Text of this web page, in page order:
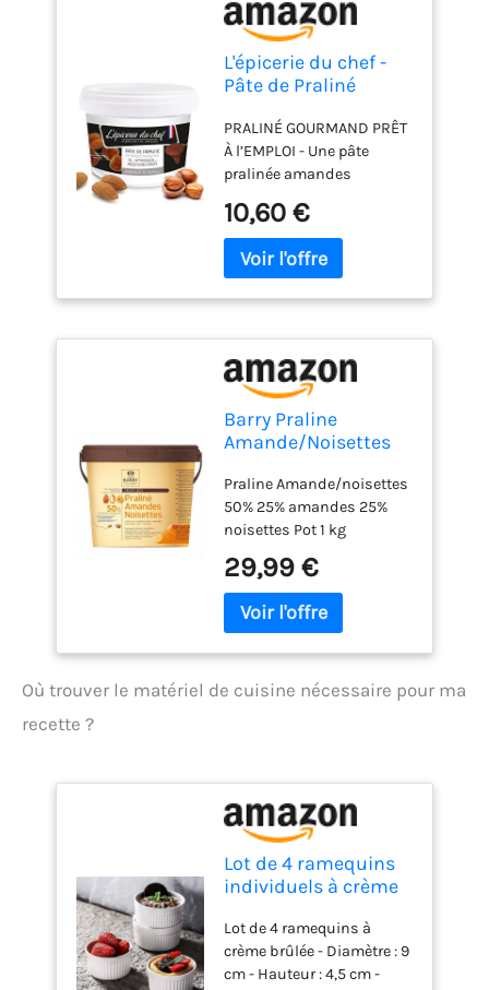
L'épicerie du chef -
Pâte de Praliné
200 g
PRALINÉ GOURMAND PRÊT
À l’EMPLOI - Une pâte
pralinée amandes
onctueuse pour vos
pâtisseries. Spécialité des
grands chefs pâtissiers, le
clé de nombreuses
recettes : Paris-Brest,
trianon, tartes au praliné,
entremets, ganaches,
cakes, bûches de Noël,
macarons, cupcakes,
cookies, chocolats,
mousses, glaces, yaourts…
ses possibilités sont
infinies ! ARÔMES
alimentaire de qualité
professionnelle est
composée de 26,05 %
d’amandes et de 26,05 %
de noisettes
touche ultra gourmande à
vos desserts et
pâtisseries. Sans
conservateur. PRATIQUE &
avant utilisation dans vos
préparations. Pot
refermable de 200 g, se
10,60 €
Barry Praline
Amande/Noisettes
Praline Amande/noisettes
50% 25% amandes 25%
noisettes Pot 1 kg
29,99 €
Où trouver le matériel de cuisine nécessaire pour ma
recette ?
Lot de 4 ramequins
individuels à crème
céramique - Passe
au lave-vaisselle -
Blanc - Diamètre : 9
Lot de 4 ramequins à
crème brûlée - Diamètre : 9
cm - Hauteur : 4,5 cm -